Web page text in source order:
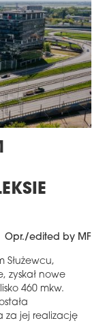
Opr./edited by MF
Służewcu,
zyskał nowe
460 mkw.
za jej realizację